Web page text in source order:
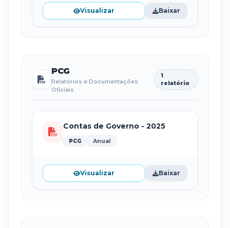
Visualizar Baixar
PCG
Relatórios e Documentações
Oficiais
1
relatório
Contas de Governo - 2025
PCG Anual
Visualizar Baixar